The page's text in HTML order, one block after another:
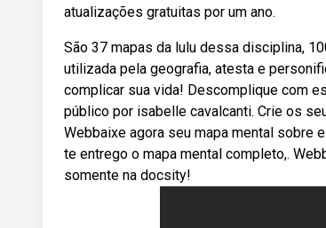
atualizações gratuitas por um ano.
São 37 mapas da lulu dessa disciplina,
utilizada pela geografia, atesta e
complicar sua vida! Descomplique com
público por isabelle cavalcanti. Crie os
Webbaixe agora seu mapa mental sobre
te entrego o mapa mental completo,.
somente na docsity!